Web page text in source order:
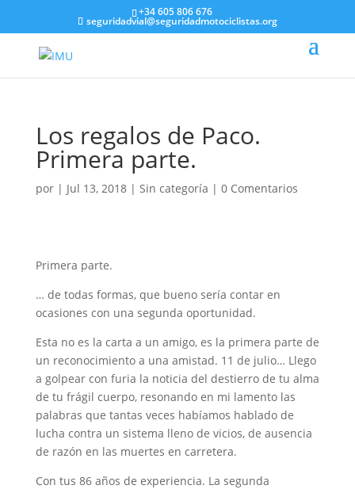
+34 605 806 676
seguridadvial@seguridadmotociclistas.org
Los regalos de Paco.
Primera parte.
por | Jul 13, 2018| Sin categoría | 0 Comentarios
Primera parte.
… de todas formas, que bueno sería contar en
ocasiones con una segunda oportunidad.
Esta no es la carta a un amigo, es la primera parte de
un reconocimiento a una amistad. 11 de julio… Llego
a golpear con furia la noticia del destierro de tu alma
de tu frágil cuerpo, resonando en mi lamento las
palabras que tantas veces habíamos hablado de
lucha contra un sistema lleno de vicios, de ausencia
de razón en las muertes en carretera.
Con tus 86 años de experiencia. La segunda